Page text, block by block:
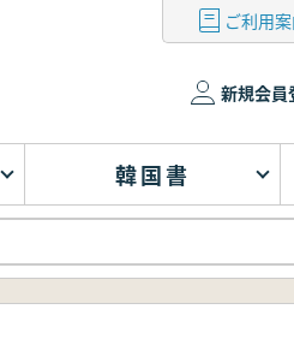
ご利用
新規会員
韓国書